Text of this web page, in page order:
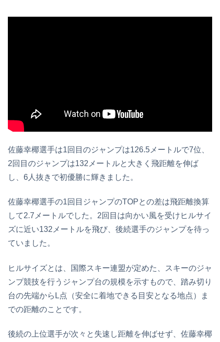
佐藤幸椰選手は1回目のジャンプは126.5メートルで7位、
2回目のジャンプは132メートルと大きく飛距離を伸ば
し、6人抜きで初優勝に輝きました。
佐藤幸椰選手の1回目ジャンプのTOPとの差は飛距離換算
して2.7メートルでした。2回目は向かい風を受けヒルサイ
ズに近い132メートルを飛び、後続選手のジャンプを待っ
ていました。
ヒルサイズとは、国際スキー連盟が定めた、スキーのジャ
ンプ競技を行うジャンプ台の規模を示すもので、踏み切り
台の先端からL点（安全に着地できる目安となる地点）ま
での距離のことです。
後続の上位選手が次々と失速し距離を伸ばせず、佐藤幸椰